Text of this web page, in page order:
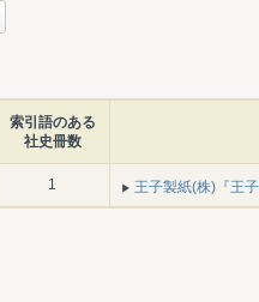
索引語のある
社史冊数
1 王子製紙(株)『王